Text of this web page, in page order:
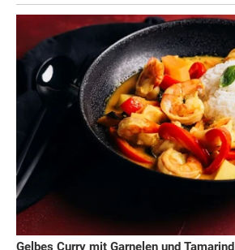
Gelbes Curry mit Garnelen und Tamarind